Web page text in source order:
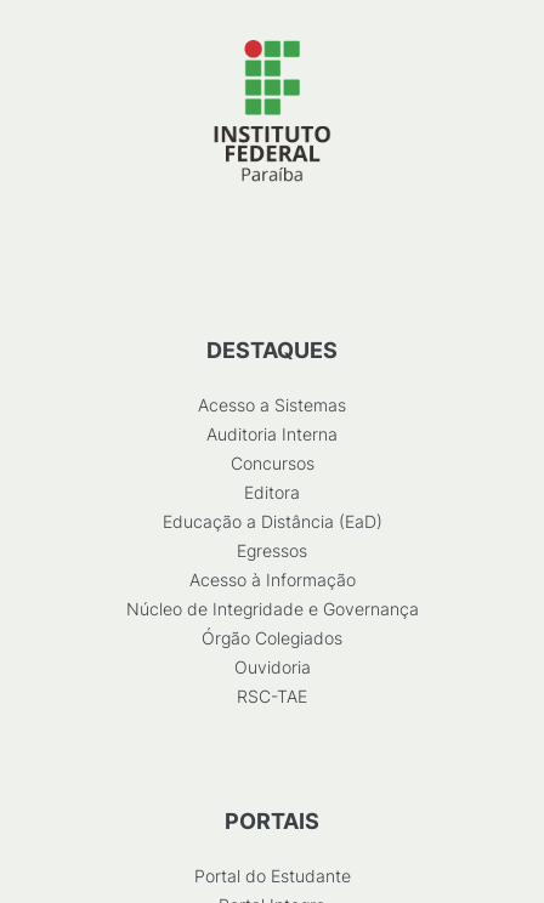
DESTAQUES
Acesso a Sistemas
Auditoria Interna
Concursos
Editora
Educação a Distância (EaD)
Egressos
Acesso à Informação
Núcleo de Integridade e Governança
Órgão Colegiados
Ouvidoria
RSC-TAE
PORTAIS
Portal do Estudante